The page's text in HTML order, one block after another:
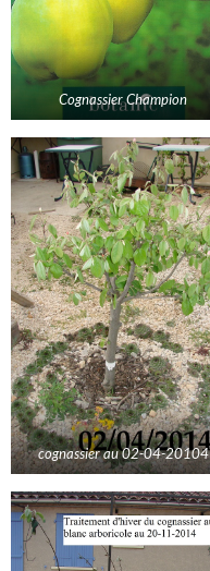
Cognassier Champion
cognassier au 02-04-20104